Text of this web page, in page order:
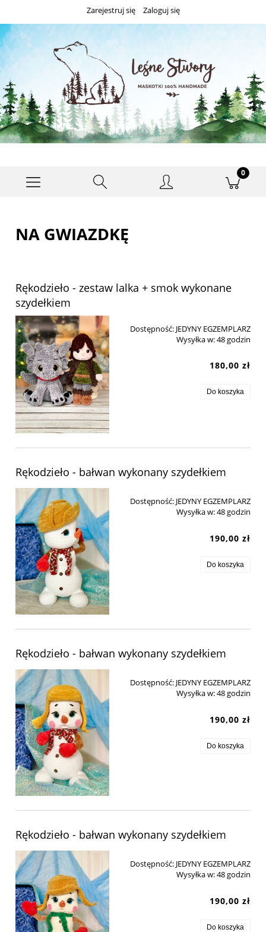
Zarejestruj się Zaloguj się
NA GWIAZDKĘ
Rękodzieło - zestaw lalka + smok wykonane
szydełkiem
Dostępność: JEDYNY EGZEMPLARZ
Wysyłka w:48 godzin
180,00 zł
Do koszyka
Rękodzieło - bałwan wykonany szydełkiem
Dostępność: JEDYNY EGZEMPLARZ
Wysyłka w:48 godzin
190,00 zł
Do koszyka
Rękodzieło - bałwan wykonany szydełkiem
Dostępność: JEDYNY EGZEMPLARZ
Wysyłka w:48 godzin
190,00 zł
Do koszyka
Rękodzieło - bałwan wykonany szydełkiem
Dostępność: JEDYNY EGZEMPLARZ
Wysyłka w:48 godzin
190,00 zł
Do koszyka